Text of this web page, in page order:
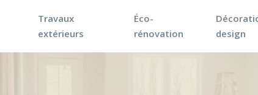
Travaux
extérieurs
Éco-
rénovation
design